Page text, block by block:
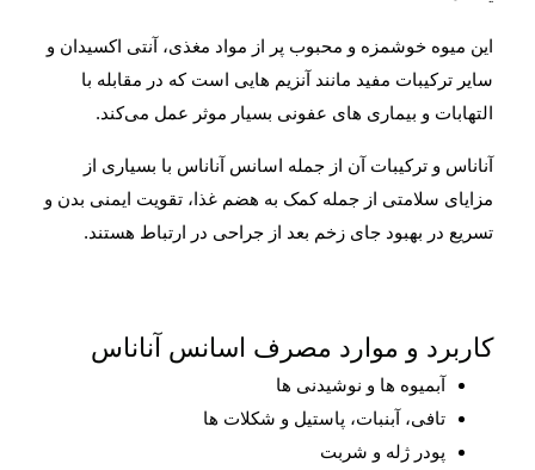
این میوه خوشمزه و محبوب پر از مواد مغذی، آنتی اکسیدان و
سایر ترکیبات مفید مانند آنزیم هایی است که در مقابله با
التهابات و بیماری های عفونی بسیار موثر عمل می‌کند.
آناناس و ترکیبات آن از جمله اسانس آناناس با بسیاری از
مزایای سلامتی از جمله کمک به هضم غذا، تقویت ایمنی بدن و
تسریع در بهبود جای زخم بعد از جراحی در ارتباط هستند.
کاربرد و موارد مصرف اسانس آناناس
آبمیوه ها و نوشیدنی ها
تافی، آبنبات، پاستیل و شکلات ها
پودر ژله و شربت